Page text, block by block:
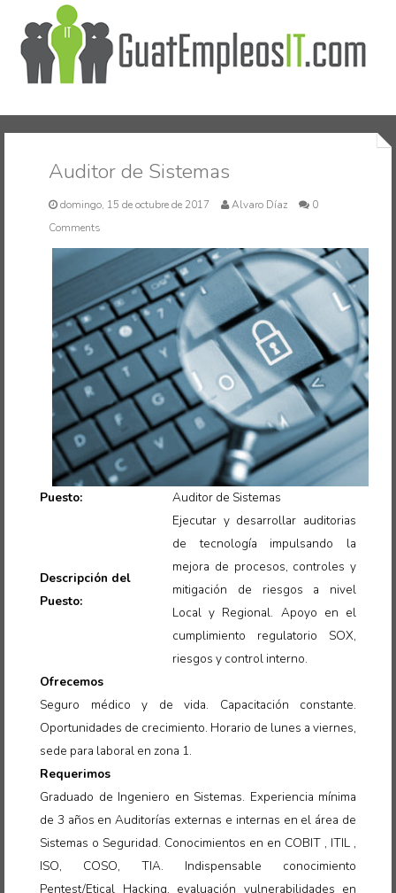
Inicio
Auditor de Sistemas
domingo, 15 de octubre de 2017 Alvaro Díaz
0
Comments
Puesto: Auditor de Sistemas
Descripción del
Puesto:
Ejecutar y desarrollar auditorias
de tecnología impulsando la
mejora de procesos, controles y
mitigación de riesgos a nivel
Local y Regional. Apoyo en el
cumplimiento regulatorio SOX,
riesgos y control interno.
Ofrecemos
Seguro médico y de vida. Capacitación constante.
Oportunidades de crecimiento. Horario de lunes a viernes,
sede para laboral en zona 1.
Requerimos
Graduado de Ingeniero en Sistemas. Experiencia mínima
de 3 años en Auditorías externas e internas en el área de
Sistemas o Seguridad. Conocimientos en en COBIT , ITIL ,
ISO, COSO, TIA. Indispensable conocimiento
Pentest/Etical Hacking, evaluación vulnerabilidades en